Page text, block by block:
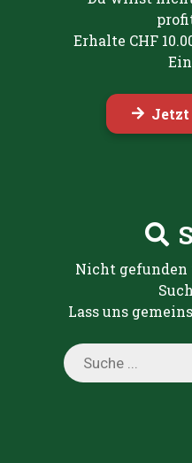
Erhalte CHF
Jetzt
Nicht gefunden
Lass uns
Products
search